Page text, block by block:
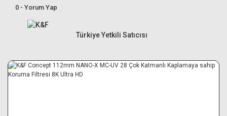
0 - Yorum Yap
Türkiye Yetkili Satıcısı